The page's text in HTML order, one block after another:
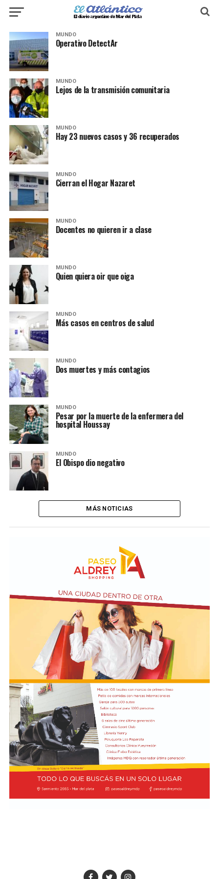
MUNDO
Operativo DetectAr
MUNDO
Lejos de la transmisión comunitaria
MUNDO
Hay 23 nuevos casos y 36 recuperados
MUNDO
Cierran el Hogar Nazaret
MUNDO
Docentes no quieren ir a clase
MUNDO
Quien quiera oir que oiga
MUNDO
Más casos en centros de salud
MUNDO
Dos muertes y más contagios
MUNDO
Pesar por la muerte de la enfermera del
hospital Houssay
MUNDO
El Obispo dio negativo
MÁS NOTICIAS